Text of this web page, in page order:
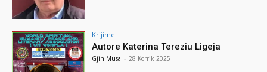
Krijime
Autore Katerina Tereziu Ligeja
Gjin Musa - 28 Korrik 2025